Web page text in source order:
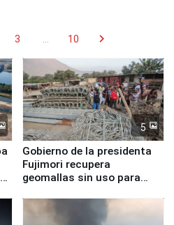
3 10 chevron_right
5
Gobierno de la presidenta
Fujimori recupera
geomallas sin uso para
Fenómeno El Niño